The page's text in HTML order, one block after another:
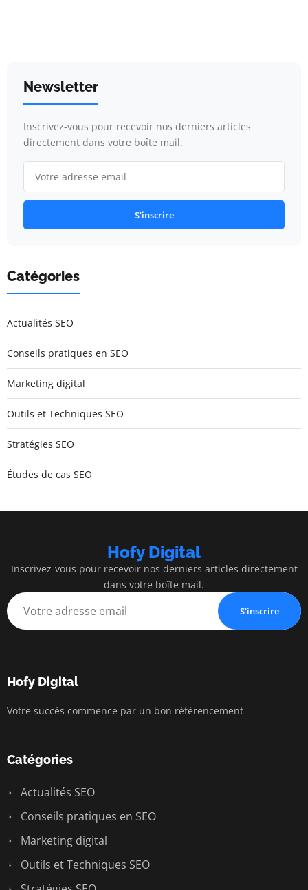
Newsletter
Inscrivez-vous pour recevoir nos derniers articles
directement dans votre boîte mail.
S'inscrire
Catégories
Actualités SEO
Conseils pratiques en SEO
Marketing digital
Outils et Techniques SEO
Stratégies SEO
Études de cas SEO
Hofy Digital
Inscrivez-vous pour recevoir nos derniers articles directement
dans votre boîte mail.
S'inscrire
Hofy Digital
Votre succès commence par un bon référencement
Catégories
Actualités SEO
Conseils pratiques en SEO
Marketing digital
Outils et Techniques SEO